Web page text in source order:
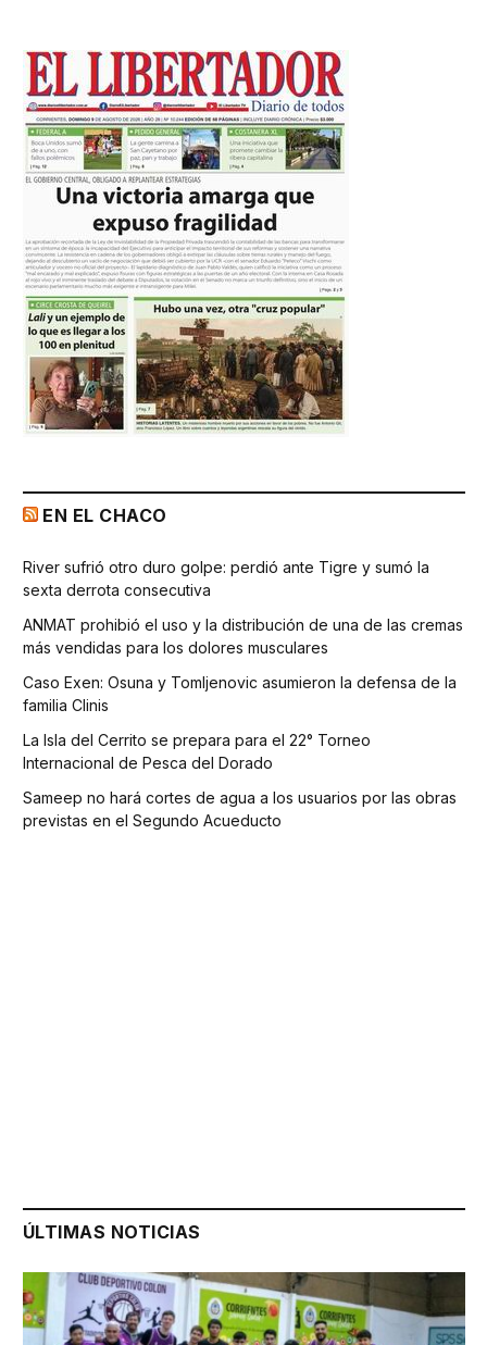
EN EL CHACO
River sufrió otro duro golpe: perdió ante Tigre y sumó la
sexta derrota consecutiva
ANMAT prohibió el uso y la distribución de una de las cremas
más vendidas para los dolores musculares
Caso Exen: Osuna y Tomljenovic asumieron la defensa de la
familia Clinis
La Isla del Cerrito se prepara para el 22° Torneo
Internacional de Pesca del Dorado
Sameep no hará cortes de agua a los usuarios por las obras
previstas en el Segundo Acueducto
ÚLTIMAS NOTICIAS